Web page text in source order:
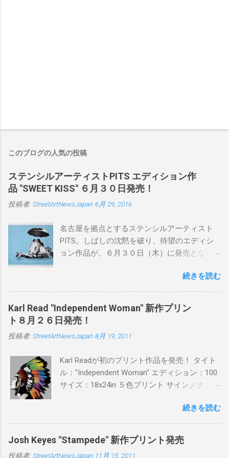
このブログの人気の投稿
ステンシルアーティストPITS エディション作
品 "SWEET KISS" ６月３０日発売！
投稿者: StreetArtNewsJapan 6月 29, 2016
名古屋を拠点とするステンシルアーティスト
PITS。しばしの沈黙を破り、待望のエディシ
ョン作品が、６月３０日（木）に発売となり
品に落とし込むスタイルは今作でも健在。(
PITSの過去記事はこちらから ) 発売日：6月30
日(木)19時 タイトル：SWEET KISS カラー：
BLUE/MINT GREEN/PINK/YELLOW エディショ
ン：各色５ サイズ：800mm × 550mm 価格：
¥16,000(¥17,280) 購入は、 こちら から
続きを読む
Karl Read "Independent Woman" 新作プリン
ト８月２６日発売！
投稿者: StreetArtNewsJapan 8月 19, 2011
Karl Readが初のプリント作品を発売！ タイト
ル："Independent Woman" エディション：100
サイズ：18x24in ５色プリント サイン／ナンバ
ドフィニッシュバージョン（エディション：
25）$125 購入は８月２６日に こちら から
続きを読む
Josh Keyes "Stampede" 新作プリント発売
投稿者: StreetArtNewsJapan 11月 15, 2011